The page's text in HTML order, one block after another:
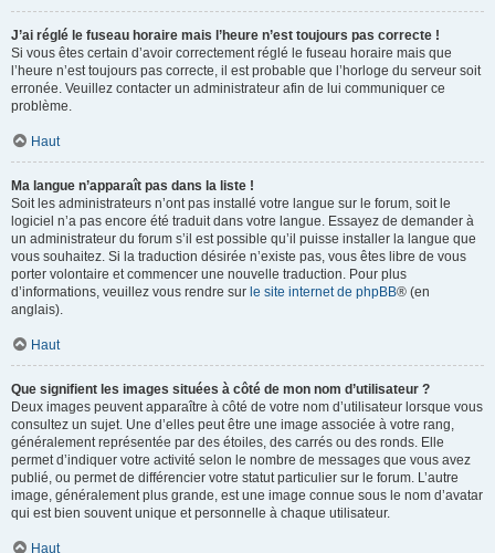
J’ai réglé le fuseau horaire mais l’heure n’est toujours pas correcte !
Si vous êtes certain d’avoir correctement réglé le fuseau horaire mais que
l’heure n’est toujours pas correcte, il est probable que l’horloge du serveur soit
erronée. Veuillez contacter un administrateur afin de lui communiquer ce
problème.
Haut
Ma langue n’apparaît pas dans la liste !
Soit les administrateurs n’ont pas installé votre langue sur le forum, soit le
logiciel n’a pas encore été traduit dans votre langue. Essayez de demander à
un administrateur du forum s’il est possible qu’il puisse installer la langue que
vous souhaitez. Si la traduction désirée n’existe pas, vous êtes libre de vous
porter volontaire et commencer une nouvelle traduction. Pour plus
d’informations, veuillez vous rendre sur le site internet de phpBB® (en
anglais).
Haut
Que signifient les images situées à côté de mon nom d’utilisateur ?
Deux images peuvent apparaître à côté de votre nom d’utilisateur lorsque vous
consultez un sujet. Une d’elles peut être une image associée à votre rang,
généralement représentée par des étoiles, des carrés ou des ronds. Elle
permet d’indiquer votre activité selon le nombre de messages que vous avez
publié, ou permet de différencier votre statut particulier sur le forum. L’autre
image, généralement plus grande, est une image connue sous le nom d’avatar
qui est bien souvent unique et personnelle à chaque utilisateur.
Haut